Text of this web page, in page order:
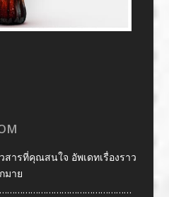
สารที่คุณสนใจ อัพเดทเรื่องราว
มาย